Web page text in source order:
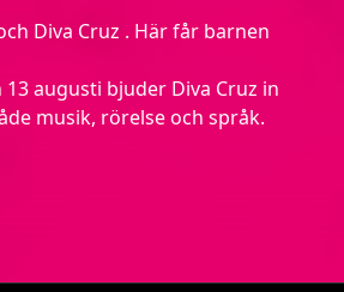
Diva Cruz . Här får barnen
augusti bjuder Diva Cruz in
musik, rörelse och språk.